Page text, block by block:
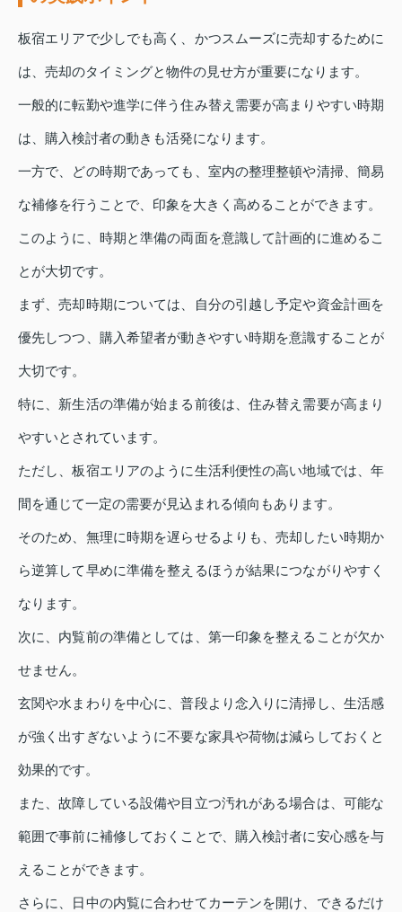
板宿エリアで少しでも高く、かつスムーズに売却するために
は、売却のタイミングと物件の見せ方が重要になります。
一般的に転勤や進学に伴う住み替え需要が高まりやすい時期
は、購入検討者の動きも活発になります。
一方で、どの時期であっても、室内の整理整頓や清掃、簡易
な補修を行うことで、印象を大きく高めることができます。
このように、時期と準備の両面を意識して計画的に進めるこ
とが大切です。
まず、売却時期については、自分の引越し予定や資金計画を
優先しつつ、購入希望者が動きやすい時期を意識することが
大切です。
特に、新生活の準備が始まる前後は、住み替え需要が高まり
やすいとされています。
ただし、板宿エリアのように生活利便性の高い地域では、年
間を通じて一定の需要が見込まれる傾向もあります。
そのため、無理に時期を遅らせるよりも、売却したい時期か
ら逆算して早めに準備を整えるほうが結果につながりやすく
なります。
次に、内覧前の準備としては、第一印象を整えることが欠か
せません。
玄関や水まわりを中心に、普段より念入りに清掃し、生活感
が強く出すぎないように不要な家具や荷物は減らしておくと
効果的です。
また、故障している設備や目立つ汚れがある場合は、可能な
範囲で事前に補修しておくことで、購入検討者に安心感を与
えることができます。
さらに、日中の内覧に合わせてカーテンを開け、できるだけ